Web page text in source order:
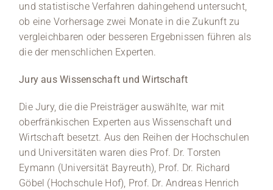
und statistische Verfahren dahingehend untersucht,
ob eine Vorhersage zwei Monate in die Zukunft zu
vergleichbaren oder besseren Ergebnissen führen als
die der menschlichen Experten.
Jury aus Wissenschaft und Wirtschaft
Die Jury, die die Preisträger auswählte, war mit
oberfränkischen Experten aus Wissenschaft und
Wirtschaft besetzt. Aus den Reihen der Hochschulen
und Universitäten waren dies Prof. Dr. Torsten
Eymann (Universität Bayreuth), Prof. Dr. Richard
Göbel (Hochschule Hof), Prof. Dr. Andreas Henrich